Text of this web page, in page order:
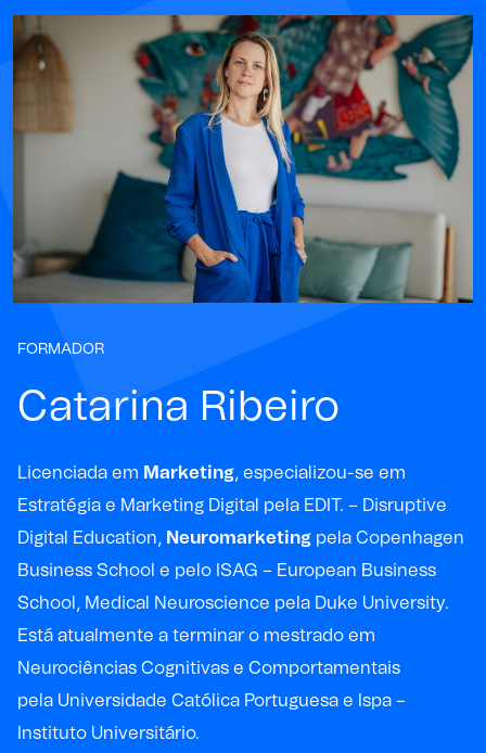
FORMADOR
Catarina Ribeiro
Licenciada em Marketing, especializou-se em
Estratégia e Marketing Digital pela EDIT. – Disruptive
Digital Education, Neuromarketing pela Copenhagen
Business School e pelo ISAG – European Business
School, Medical Neuroscience pela Duke University.
Está atualmente a terminar o mestrado em
Neurociências Cognitivas e Comportamentais
pela Universidade Católica Portuguesa e Ispa –
Instituto Universitário.